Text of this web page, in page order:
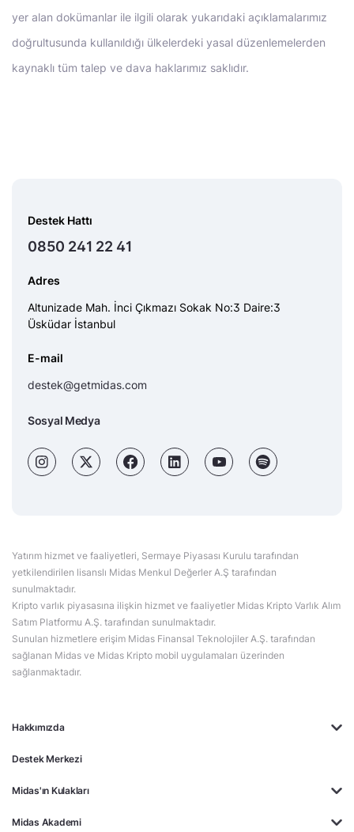
yer alan dokümanlar ile ilgili olarak yukarıdaki açıklamalarımız
doğrultusunda kullanıldığı ülkelerdeki yasal düzenlemelerden
kaynaklı tüm talep ve dava haklarımız saklıdır.
Hakkımızda
Destek Merkezi
Midas'ın Kulakları
Midas Akademi
Destek Hattı
0850 241 22 41
Adres
Altunizade Mah. İnci Çıkmazı Sokak No:3 Daire:3
Üsküdar İstanbul
E-mail
destek@getmidas.com
Sosyal Medya
Yatırım hizmet ve faaliyetleri, Sermaye Piyasası Kurulu tarafından
yetkilendirilen lisanslı Midas Menkul Değerler A.Ş tarafından
sunulmaktadır.
Kripto varlık piyasasına ilişkin hizmet ve faaliyetler Midas Kripto Varlık Alım
Satım Platformu A.Ş. tarafından sunulmaktadır.
Sunulan hizmetlere erişim Midas Finansal Teknolojiler A.Ş. tarafından
sağlanan Midas ve Midas Kripto mobil uygulamaları üzerinden
sağlanmaktadır.